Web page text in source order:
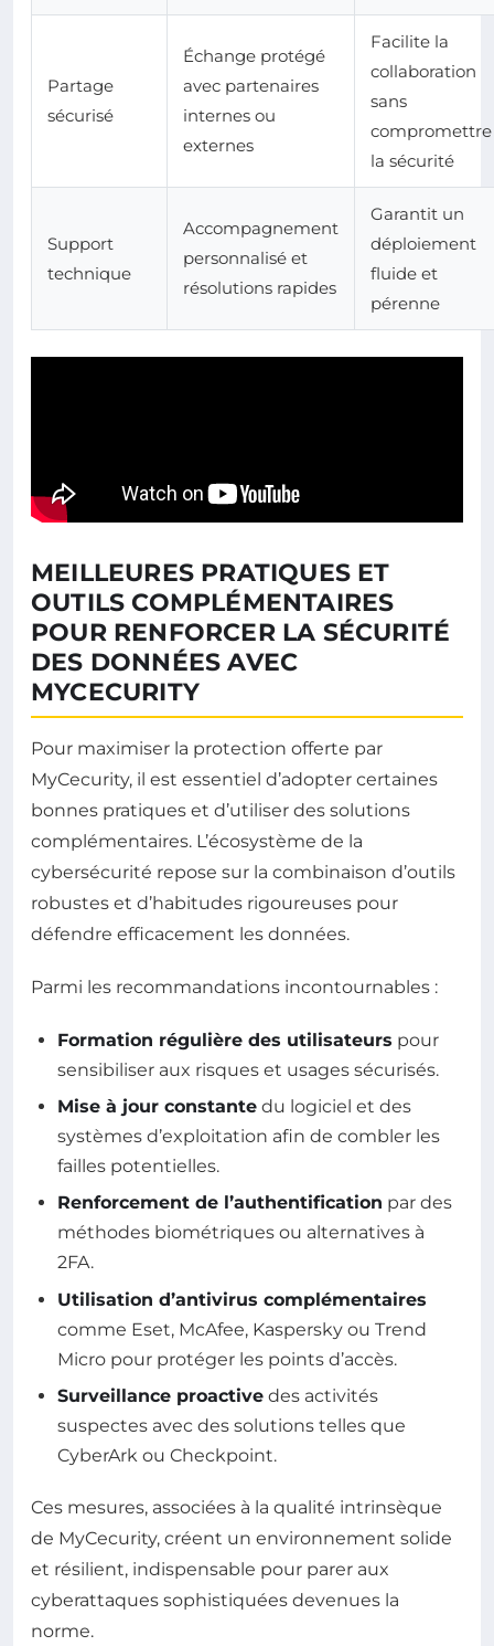
Partage
sécurisé
Échange protégé
avec partenaires
internes ou
externes
Facilite la
collaboration
sans
compromettre
la sécurité
Support
technique
Accompagnement
personnalisé et
résolutions rapides
Garantit un
déploiement
fluide et
pérenne
MEILLEURES PRATIQUES ET
OUTILS COMPLÉMENTAIRES
POUR RENFORCER LA SÉCURITÉ
DES DONNÉES AVEC
MYCECURITY
Pour maximiser la protection offerte par
MyCecurity, il est essentiel d’adopter certaines
bonnes pratiques et d’utiliser des solutions
complémentaires. L’écosystème de la
cybersécurité repose sur la combinaison d’outils
robustes et d’habitudes rigoureuses pour
défendre efficacement les données.
Parmi les recommandations incontournables :
Formation régulière des utilisateurs pour
sensibiliser aux risques et usages sécurisés.
Mise à jour constante du logiciel et des
systèmes d’exploitation afin de combler les
failles potentielles.
Renforcement de l’authentification par des
méthodes biométriques ou alternatives à
2FA.
Utilisation d’antivirus complémentaires
comme Eset, McAfee, Kaspersky ou Trend
Micro pour protéger les points d’accès.
Surveillance proactive des activités
suspectes avec des solutions telles que
CyberArk ou Checkpoint.
Ces mesures, associées à la qualité intrinsèque
de MyCecurity, créent un environnement solide
et résilient, indispensable pour parer aux
cyberattaques sophistiquées devenues la
norme.